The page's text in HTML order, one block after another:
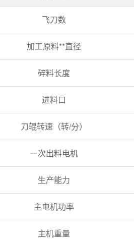
飞刀数
加工原料**直径
碎料长度
进料口
刀辊转速（转/分）
一次出料电机
生产能力
主电机功率
主机重量